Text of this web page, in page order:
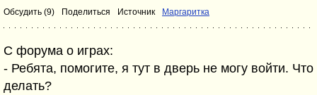
Обсудить (9) Поделиться Источник Маргаритка
С форума о играх:
- Ребята, помогите, я тут в дверь не могу войти. Что
делать?